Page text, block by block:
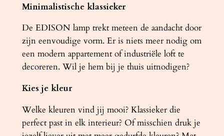
Minimalistische klassieker
De EDISON lamp trekt meteen de aandacht door
zijn eenvoudige vorm. Er is niets meer nodig om
een ​​modern appartement of industriële loft te
decoreren. Wil je hem bij je thuis uitnodigen?
Kies je kleur
Welke kleuren vind jij mooi? Klassieker die
perfect past in elk interieur? Of misschien druk je